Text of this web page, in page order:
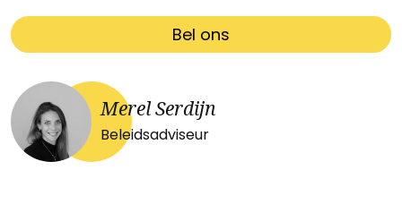
Bel ons
Merel Serdijn
Beleidsadviseur